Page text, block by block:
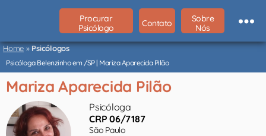
São
Paulo
Procurar
Psicólogo
Contato
Sobre
Nós
Home»Psicólogos
Psicóloga Belenzinho em /SP | Mariza Aparecida Pilão
Mariza Aparecida Pilão
Psicóloga
CRP 06/7187
São Paulo